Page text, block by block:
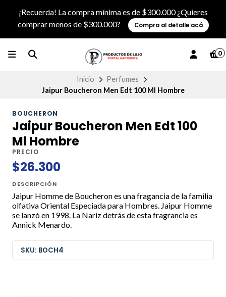
¡Recuerda! La compra mínima es de $300.000 ¿Quieres
comprar menos de $300.000?
Compra al detalle acá
0
Inicio
Perfumes
Jaipur Boucheron Men Edt 100 Ml Hombre
BOUCHERON
Jaipur Boucheron Men Edt 100
Ml Hombre
PRECIO
$26.300
DESCRIPCIÓN
Jaipur Homme de Boucheron es una fragancia de la familia
olfativa Oriental Especiada para Hombres. Jaipur Homme
se lanzó en 1998. La Nariz detrás de esta fragrancia es
Annick Menardo.
SKU: BOCH4